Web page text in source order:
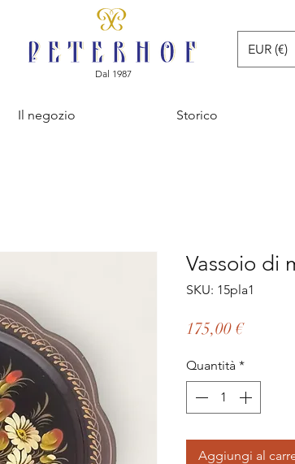
EUR (€)
Dal 1987
Il negozio Storico
Vassoio di
SKU: 15pla1
175,00 €Prezzo
Quantità *
Aggiungi al